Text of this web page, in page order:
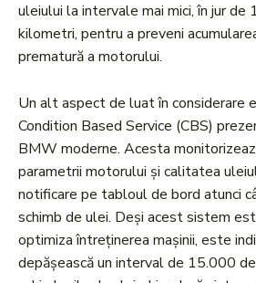
uleiului la intervale mai mici, în jur
kilometri, pentru a preveni
prematură a motorului.
Un alt aspect de luat în considerare
Condition Based Service (CBS)
BMW moderne. Acesta
parametrii motorului și calitatea
notificare pe tabloul de bord atunci
schimb de ulei. Deși acest sistem
optimiza întreținerea mașinii, este
depășească un interval de 15.000